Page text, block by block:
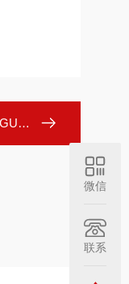
器
微信
联系